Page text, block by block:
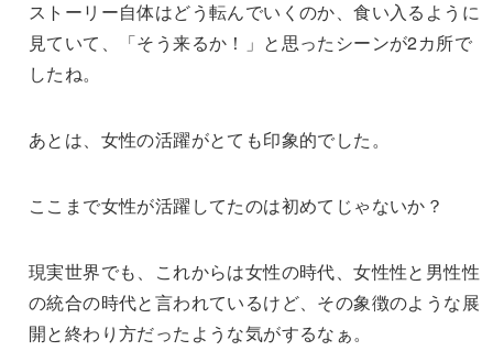
ストーリー自体はどう転んでいくのか、食い入るように
見ていて、「そう来るか！」と思ったシーンが2カ所で
したね。
あとは、女性の活躍がとても印象的でした。
ここまで女性が活躍してたのは初めてじゃないか？
現実世界でも、これからは女性の時代、女性性と男性性
の統合の時代と言われているけど、その象徴のような展
開と終わり方だったような気がするなぁ。